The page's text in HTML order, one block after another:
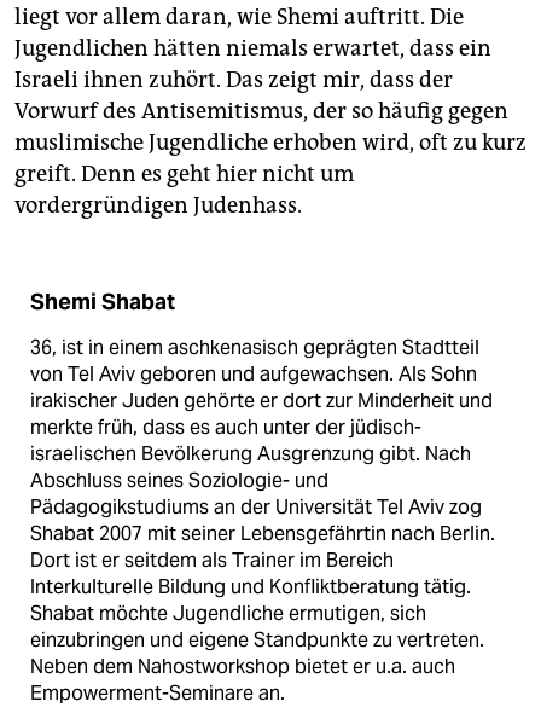
liegt vor allem daran, wie Shemi auftritt. Die
Jugendlichen hätten niemals erwartet, dass ein
Israeli ihnen zuhört. Das zeigt mir, dass der
Vorwurf des Antisemitismus, der so häufig gegen
muslimische Jugendliche erhoben wird, oft zu kurz
greift. Denn es geht hier nicht um
vordergründigen Judenhass.
Shemi Shabat
36, ist in einem aschkenasisch geprägten Stadtteil
von Tel Aviv geboren und aufgewachsen. Als Sohn
irakischer Juden gehörte er dort zur Minderheit und
merkte früh, dass es auch unter der jüdisch-
israelischen Bevölkerung Ausgrenzung gibt. Nach
Abschluss seines Soziologie- und
Pädagogikstudiums an der Universität Tel Aviv zog
Shabat 2007 mit seiner Lebensgefährtin nach Berlin.
Dort ist er seitdem als Trainer im Bereich
Interkulturelle Bildung und Konfliktberatung tätig.
Shabat möchte Jugendliche ermutigen, sich
einzubringen und eigene Standpunkte zu vertreten.
Neben dem Nahostworkshop bietet er u.a. auch
Empowerment-Seminare an.